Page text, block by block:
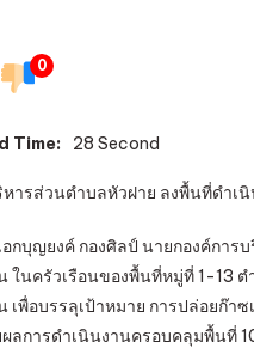
0
Time: 28 Second
หารส่วนตำบลหัวฝาย ลงพื้นที่ดำเ
อกบุญยงค์ กองศิลป์ นายกองค์กา
ในครัวเรือนของพื้นที่หมู่ที่ 1-13
เพื่อบรรลุเป้าหมาย การปล่อยก๊
ลการดำเนินงานครอบคลุมพื้นที่